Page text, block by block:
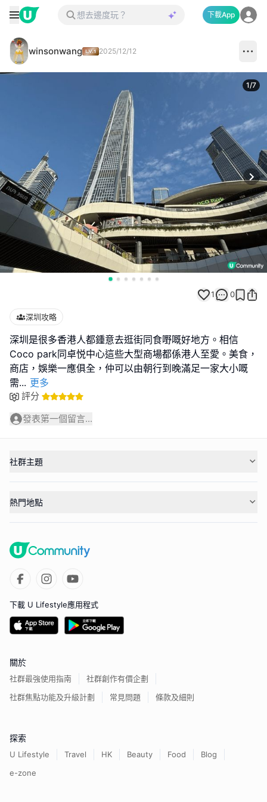
下載App
winsonwang 2025/12/12
1/7
1 0
深圳攻略
深圳是很多香港人都鍾意去逛街同食嘢嘅好地方。相信
Coco park同卓悦中心這些大型商場都係港人至愛。美食，
商店，娛樂一應俱全，仲可以由朝行到晚滿足一家大小嘅
需... 更多
評分
發表第一個留言...
社群主題
熱門地點
下載 U Lifestyle應用程式
關於
社群最強使用指南
社群創作有價企劃
社群焦點功能及升級計劃
常見問題 條款及細則
探索
U Lifestyle Travel HK Beauty Food
Blog
e-zone